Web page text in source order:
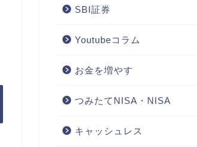
SBI証券
Youtubeコラム
お金を増やす
つみたてNISA・NISA
キャッシュレス